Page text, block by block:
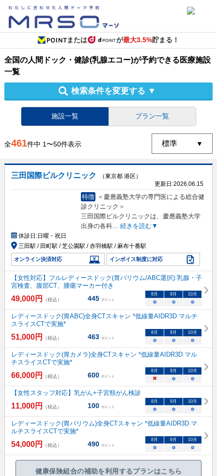
または が最大3.5%貯まる！
全国の人間ドック・健診(乳腺エコー)が予約できる医療施設
一覧
検索条件を変更する ▼
施設一覧 プラン一覧
全461件中 1〜50件表示
三田国際ビルクリニック
（東京都 港区）
更新日:2026.06.15
特徴
＜慶應義塾大学の専門医による総合健
診クリニック＞
三田国際ビルクリニックは、慶應義塾大学
出身の各科... 続きを読む▼
休診日:日曜・祝日
三田駅 / 田町駅 / 芝公園駅 / 赤羽橋駅 / 麻布十番駅
オンライン決済対応 インボイス制度に対応
【女性対応】フルレディースドック(胃バリウム/ABC選択):乳腺・子
宮検査、腹部CT、腫瘍マーカー付き
49,000円 （税込） 445 ポイント
8月 9月 10月
○ ○ ○
レディースドック(胃ABC)全身CTスキャン *低線量AIDR3D マルチ
スライスCTで実施*
51,000円 （税込） 463 ポイント
8月 9月 10月
○ ○ ○
レディースドック(胃カメラ)全身CTスキャン *低線量AIDR3D マル
チスライスCTで実施*
66,000円 （税込） 600 ポイント
8月 9月 10月
× ○ ○
【女性スタッフ対応】乳がん+子宮頸がん検診
11,000円 （税込） 100 ポイント
8月 9月 10月
○ ○ ○
レディースドック(胃バリウム)全身CTスキャン *低線量AIDR3D マ
ルチスライスCTで実施*
54,000円 （税込） 490 ポイント
8月 9月 10月
○ ○ ○
健康保険組合の補助を利用するプランはこちら